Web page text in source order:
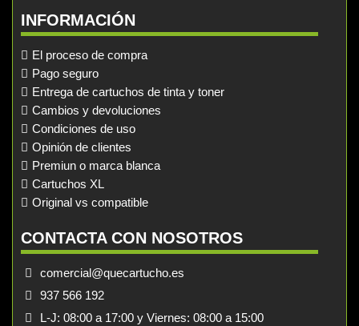
INFORMACIÓN
El proceso de compra
Pago seguro
Entrega de cartuchos de tinta y toner
Cambios y devoluciones
Condiciones de uso
Opinión de clientes
Premiun o marca blanca
Cartuchos XL
Original vs compatible
CONTACTA CON NOSOTROS
comercial@quecartucho.es
937 566 192
L-J: 08:00 a 17:00 y Viernes: 08:00 a 15:00